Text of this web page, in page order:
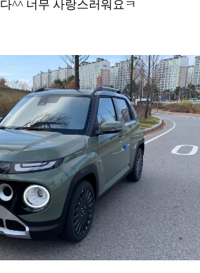
^^ 너무 사랑스러워요ㅋ